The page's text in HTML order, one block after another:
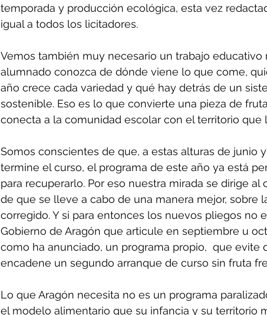
temporada y producción ecológica, esta vez
igual a todos los licitadores.
Vemos también muy necesario un trabajo educativo
alumnado conozca de dónde viene lo que come,
año crece cada variedad y qué hay detrás de un
sostenible. Eso es lo que convierte una pieza de
conecta a la comunidad escolar con el territorio que
Somos conscientes de que, a estas alturas de junio
termine el curso, el programa de este año ya está
para recuperarlo. Por eso nuestra mirada se dirige
de que se lleve a cabo de una manera mejor, sobre
corregido. Y si para entonces los nuevos pliegos no
Gobierno de Aragón que articule en septiembre u
como ha anunciado, un programa propio,  que evite
encadene un segundo arranque de curso sin fruta
Lo que Aragón necesita no es un programa
el modelo alimentario que su infancia y su territorio